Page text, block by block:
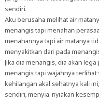
sendiri.
Aku berusaha melihat air
menangis tapi menahan
menahannya tapi air matanya
menyakitkan dari pada
Jika dia menangis, dia akan
menangis tapi wajahnya
kehilangan akal sehatnya kali
sendiri, menyia-nyiakan